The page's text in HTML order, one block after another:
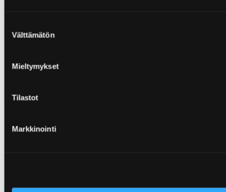
valinta
Välttämätön
Mieltymykset
Tilastot
Markkinointi